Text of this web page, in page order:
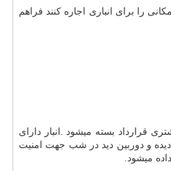
را برای انباری اجاره کنند فراهم
قرارداد بسته میشود .انبار دارای
دیده و دوربین دید در شب جهت امنیت
میشود.